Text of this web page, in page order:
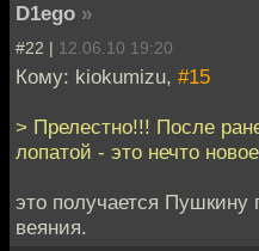
D1ego »
#22 | 12.06.10 19:20
Кому: kiokumizu, #15
> Прелестно!!! После
лопатой - это нечто
это получается
веяния.